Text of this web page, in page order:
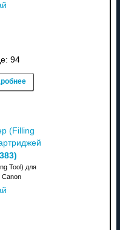
94
(Filling
)
Tool) для
Canon